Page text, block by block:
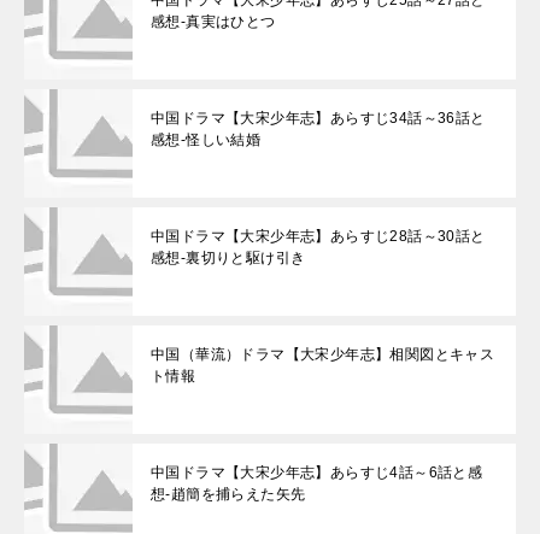
感想-真実はひとつ
中国ドラマ【大宋少年志】あらすじ34話～36話と
感想-怪しい結婚
中国ドラマ【大宋少年志】あらすじ28話～30話と
感想-裏切りと駆け引き
中国（華流）ドラマ【大宋少年志】相関図とキャス
ト情報
中国ドラマ【大宋少年志】あらすじ4話～6話と感
想-趙簡を捕らえた矢先